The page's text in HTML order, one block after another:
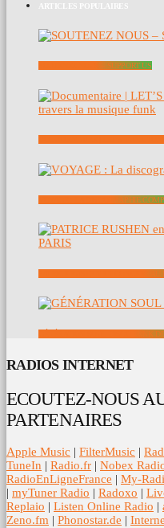
ARTICLES POPULAIRES
SOUTENEZ NOUS – SUPPORT US
DOCUMENTAIRE | LET’S FUNK
VOYAGE : LA DISCOGRAPHIE
PATRICE RUSHEN EN CONCERT
GÉNÉRATION SOUL DISCO FUNK
RADIOS INTERNET
ECOUTEZ-NOUS
PARTENAIRES
Apple Music | FilterMusic |
TuneIn | Radio.fr | Nobex
RadioEnLigneFrance | My-
| myTuner Radio | Radoxo |
Replaio | Listen Online Radio |
Zeno.fm | Phonostar.de |